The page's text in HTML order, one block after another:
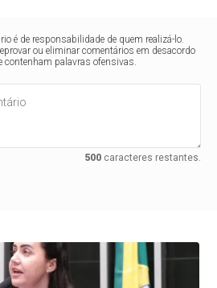
é de responsabilidade de quem realizá-lo.
ou eliminar comentários em desacordo
palavras ofensivas.
500caracteres restantes.